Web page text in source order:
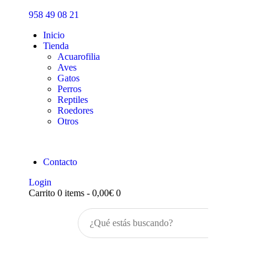
958 49 08 21
Inicio
Tienda
Acuarofilia
Aves
Gatos
Perros
Reptiles
Roedores
Otros
Contacto
Login
Carrito 0 items - 0,00€ 0
Inicio